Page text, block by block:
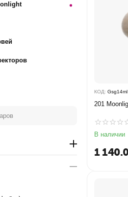
КОД: Gsg14ml
201
В наличии
1